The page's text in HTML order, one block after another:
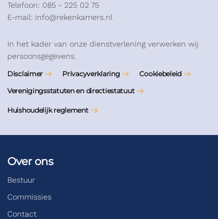
Telefoon: 085 - 225 02 75
E-mail: info@rekenkamers.nl
In het kader van onze dienstverlening verwerken wij
persoonsgegevens.
Disclaimer Privacyverklaring
Cookiebeleid
Verenigingsstatuten en directiestatuut
Huishoudelijk reglement
Over ons
Bestuur
Commissies
Contact